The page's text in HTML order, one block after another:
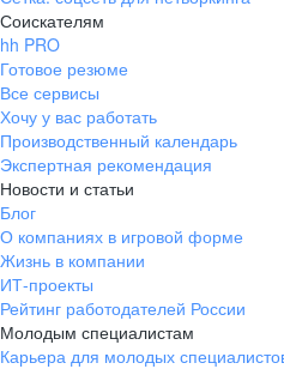
Соискателям
hh PRO
Готовое резюме
Все сервисы
Хочу у вас работать
Производственный календарь
Экспертная рекомендация
Новости и статьи
Блог
О компаниях в игровой форме
Жизнь в компании
ИТ-проекты
Рейтинг работодателей России
Молодым специалистам
Карьера для молодых